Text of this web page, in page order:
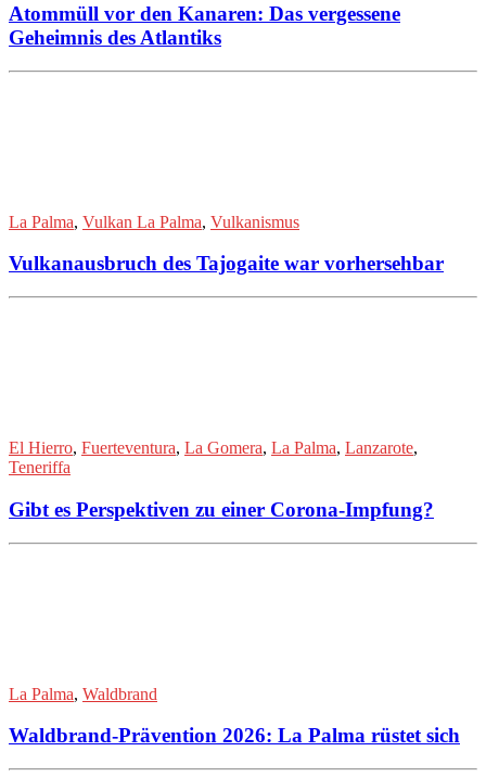
Atommüll vor den Kanaren: Das vergessene
Geheimnis des Atlantiks
La Palma, Vulkan La Palma, Vulkanismus
Vulkanausbruch des Tajogaite war vorhersehbar
El Hierro, Fuerteventura, La Gomera, La Palma, Lanzarote,
Teneriffa
Gibt es Perspektiven zu einer Corona-Impfung?
La Palma, Waldbrand
Waldbrand-Prävention 2026: La Palma rüstet sich